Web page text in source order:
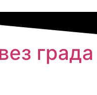
града